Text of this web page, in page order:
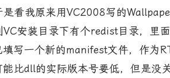
看我原来用VC2008写的
安装目录下有个redist目录，
写一个新的manifest文件，作为
比dll的实际版本号要低，但是